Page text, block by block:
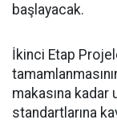
başlayacak.
İkinci Etap
makasına kadar
standartlarına